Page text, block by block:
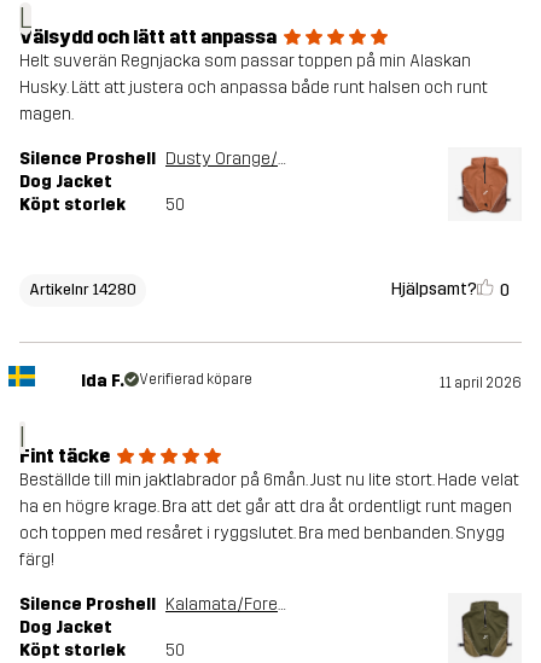
L
Välsydd och lätt att anpassa
Helt suverän Regnjacka som passar toppen på min Alaskan
Husky. Lätt att justera och anpassa både runt halsen och runt
magen.
Silence Proshell
Dog Jacket
Dusty Orange/Rusty Walnut
Köpt storlek 50
Artikelnr 14280 Hjälpsamt? 0
I
Ida F. Verifierad köpare 11 april 2026
Fint täcke
Beställde till min jaktlabrador på 6mån. Just nu lite stort. Hade velat
ha en högre krage. Bra att det går att dra åt ordentligt runt magen
och toppen med resåret i ryggslutet. Bra med benbanden. Snygg
färg!
Silence Proshell
Dog Jacket
Kalamata/Forest Night
Köpt storlek 50